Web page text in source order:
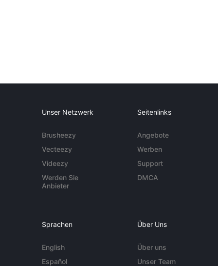
Unser Netzwerk
Brusheezy
Vecteezy
Videezy
Werden Sie
Anbieter
Seitenlinks
Angebote
Werben
Support
DMCA
Sprachen
English
Español
Über Uns
Über uns
Unser Team